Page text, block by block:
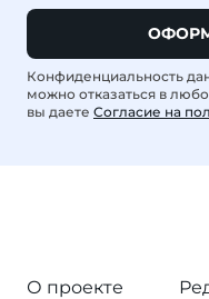
Конфиденциальность
можно отказаться в
вы даете Согласие на
О проекте